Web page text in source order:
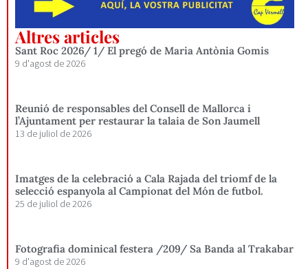
Altres articles
Sant Roc 2026/ 1/ El pregó de Maria Antònia Gomis
9 d'agost de 2026
Reunió de responsables del Consell de Mallorca i
l’Ajuntament per restaurar la talaia de Son Jaumell
13 de juliol de 2026
Imatges de la celebració a Cala Rajada del triomf de la
selecció espanyola al Campionat del Món de futbol.
25 de juliol de 2026
Fotografia dominical festera /209/ Sa Banda al Trakabar
9 d'agost de 2026